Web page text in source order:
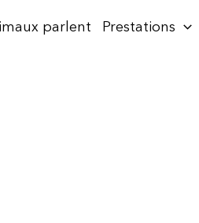
parlent Prestations